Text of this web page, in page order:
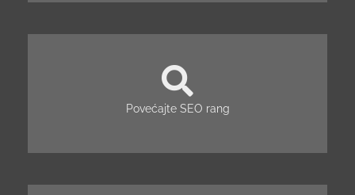
Povećajte SEO rang